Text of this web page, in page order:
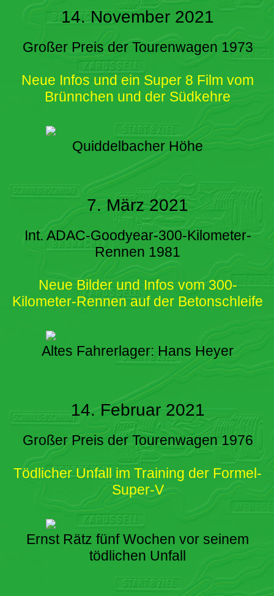
14. November 2021
Großer Preis der Tourenwagen 1973
Neue Infos und ein Super 8 Film vom
Brünnchen und der Südkehre
Quiddelbacher Höhe
7. März 2021
Int. ADAC-Goodyear-300-Kilometer-
Rennen 1981
Neue Bilder und Infos vom 300-
Kilometer-Rennen auf der Betonschleife
Altes Fahrerlager: Hans Heyer
14. Februar 2021
Großer Preis der Tourenwagen 1976
Tödlicher Unfall im Training der Formel-
Super-V
Ernst Rätz fünf Wochen vor seinem
tödlichen Unfall